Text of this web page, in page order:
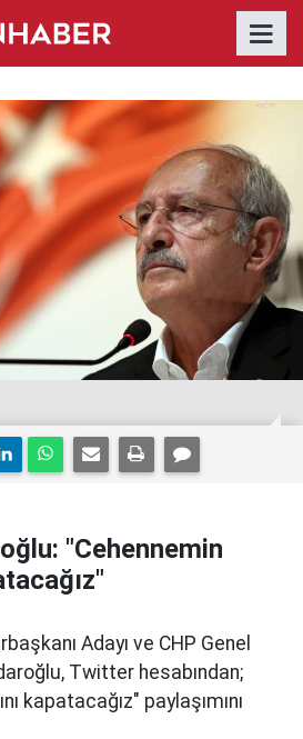
"Cehennemin
Adayı ve CHP Genel
Twitter hesabından;
kapatacağız" paylaşımını